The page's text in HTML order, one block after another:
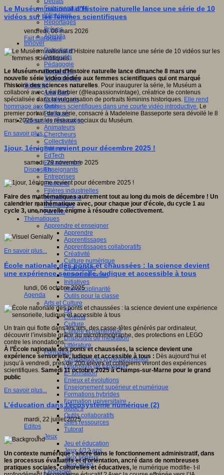
Faits marquants
Interviews
Reportages
Brèves
Agenda
Innover
Didactique
Dispositifs
Pédagogie
Recherche
Technologies
Savoir(s)
Analyses
Conférences
Outils
Pratiques
Acteurs de l'éducation
Animateurs
Chercheurs
Collectivités
Editeurs
EdTech
Encadrement
Enseignants
Entreprises
Etudiants
Filières industrielles
Institutionnels
Médiateurs
Parents
Thématiques
Apprendre et enseigner
Apprendre
Apprentissages
Apprentissages collaboratifs
Créativité
Culture numérique
Evaluations
Individualisation
Initiatives
Interdisciplinarité
Outils pour la classe
Arts et Culture
Art
Cinéma
Culture
Culture et numérique
Dispositifs de médiation
Littérature
Formation
Compétences professionnelles
Dispositifs de formation
E- formation
Enjeux et évolutions
Enseignement supérieur et numérique
Formations hybrides
Formation universitaire
Mooc’s
Outils collaboratifs
Sites ressources
Tutorat
Jeux
Jeu et éducation
Jeux 4/12 ans
Jeux sérieux
Jeux vidéo
Langages
Le Muséum national d’Histoire naturelle lance une série de 10
vidéos sur les femmes scientifiques
vendredi, 06 mars 2026
Fait marquant
Le Muséum national d’Histoire naturelle lance dimanche 8 mars une
nouvelle série vidéo dédiée aux femmes scientifiques qui ont marqué
l’histoire des sciences naturelles. Pour inaugurer la série, le Muséum a
collaboré avec Léa Barbier (@leapassionvintage), créatrice de contenus
spécialisée dans la vulgarisation de portraits féminins historiques. Elle rend
hommage aux femmes scientifiques dans une courte vidéo introductive. Le
premier portrait de la série, consacré à Madeleine Basseporte sera dévoilé le 8
mars 2026 sur les réseaux sociaux du Muséum.
En savoir plus...
1jour, 1énigme revient pour décembre 2025 !
samedi, 29 novembre 2025
Dispositifs
Faire des mathématiques autrement tout au long du mois de décembre ! Un
calendrier mathématique avec, pour chaque jour d'école, du cycle 1 au
cycle 3, une nouvelle énigme à résoudre collectivement.
En savoir plus...
École nationale des ponts et chaussées : la science devient
une expérience sensorielle, ludique et accessible à tous
lundi, 06 octobre 2025
Agenda
Un train qui flotte dans les airs, des casse-têtes générés par ordinateur,
découvrir l’invisible grâce au microtomographe, des protections en LEGO
contre les inondations...
À l’École nationale des ponts et chaussées, la science devient une
expérience sensorielle, ludique et accessible à tous : Dès aujourd’hui et
jusqu’à vendredi, près de 200 élèves et collégiens vivront des expériences
scientifiques. Samedi 11 octobre 2025 à Champs-sur-Marne pour le grand
public
En savoir plus...
L’éducation dans l'écosystème numérique (2)
mardi, 22 juillet 2025
Editos
Un contexte numérique : ancré dans le fonctionnement administratif, dans
les processus évaluatifs et d’orientation, ancré dans de nombreuses
pratiques sociales, culturelles et éducatives, le numérique modifie- t-il